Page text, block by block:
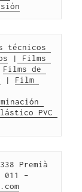
técnicos
|
Films
Films de
| Film
PVC
Premià
–